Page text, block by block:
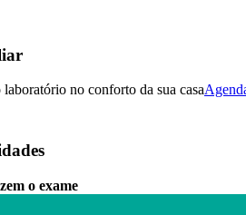
no conforto da sua casa
o exame